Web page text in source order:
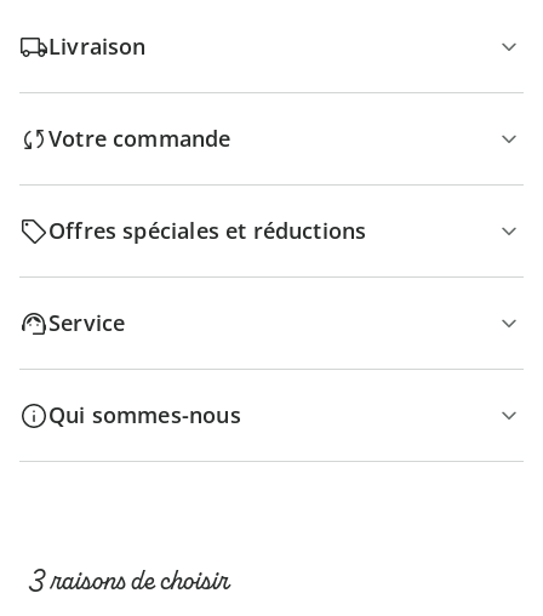
Livraison
Votre commande
Offres spéciales et réductions
Service
Qui sommes-nous
3 raisons de choisir